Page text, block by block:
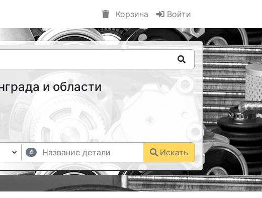
Корзина Войти
и области
4 Искать